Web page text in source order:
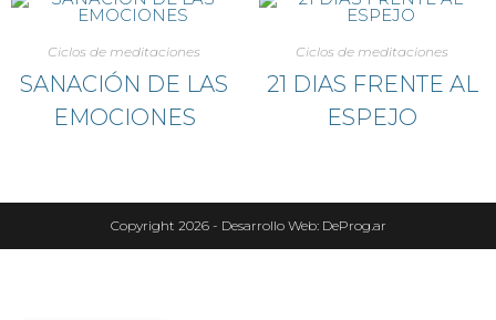
Ciclos de meditaciones
SANACIÓN DE LAS
EMOCIONES
Ciclos de meditaciones
21 DIAS FRENTE AL
ESPEJO
Copyright 2026 - Desarrollo Web: DeProg.ar